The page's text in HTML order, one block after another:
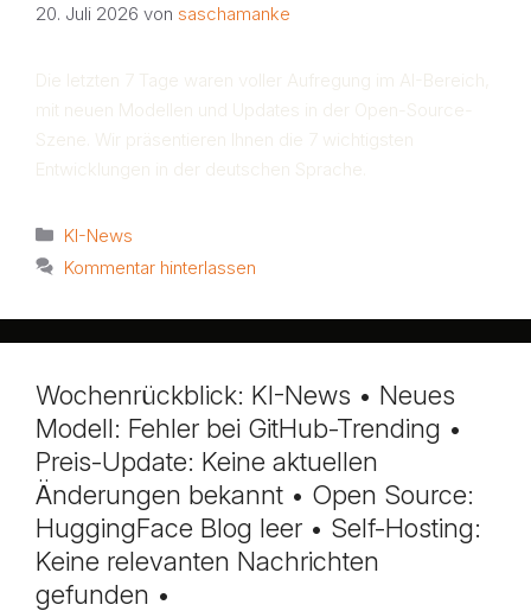
20. Juli 2026 von saschamanke
Die letzten 7 Tage waren voller Aufregung im AI-Bereich,
mit neuen Modellen und Updates in der Open-Source-
Szene. Wir präsentieren Ihnen die 7 wichtigsten
Entwicklungen in der deutschen Sprache.
Kategorien
KI-News
Kommentar hinterlassen
Wochenrückblick: KI-News • Neues
Modell: Fehler bei GitHub-Trending •
Preis-Update: Keine aktuellen
Änderungen bekannt • Open Source:
HuggingFace Blog leer • Self-Hosting:
Keine relevanten Nachrichten
gefunden •